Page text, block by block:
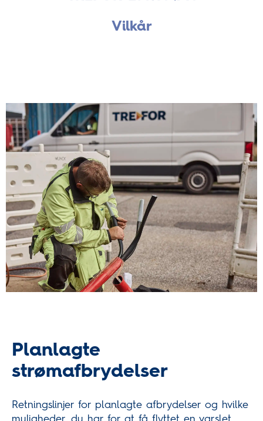
Vilkår
Planlagte
strømafbrydelser
Retningslinjer for planlagte afbrydelser og hvilke